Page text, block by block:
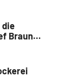
die
Braun